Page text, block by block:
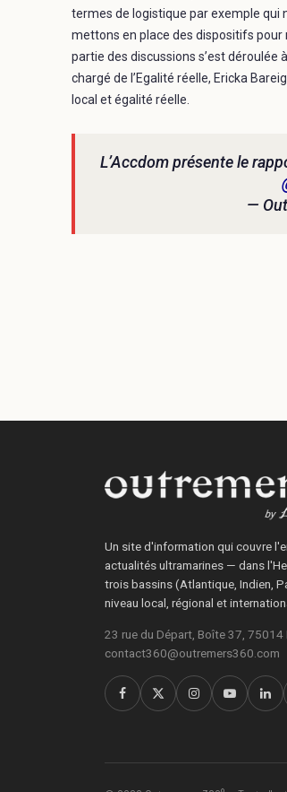
termes de logistique par exemple qui
mettons en place des dispositifs
partie des discussions s’est déroulée
chargé de l’Egalité réelle, Ericka
local et égalité réelle.
L’Accdom présente le
—
Un site d'information qui couvre
actualités ultramarines — dans
trois bassins (Atlantique, Indien,
niveau local, régional et
23 rue du Départ, Boîte 37, 75014
contact360@outremers360.com